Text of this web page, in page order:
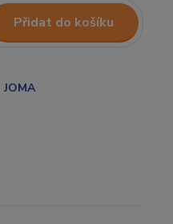
Přidat do košíku
JOMA